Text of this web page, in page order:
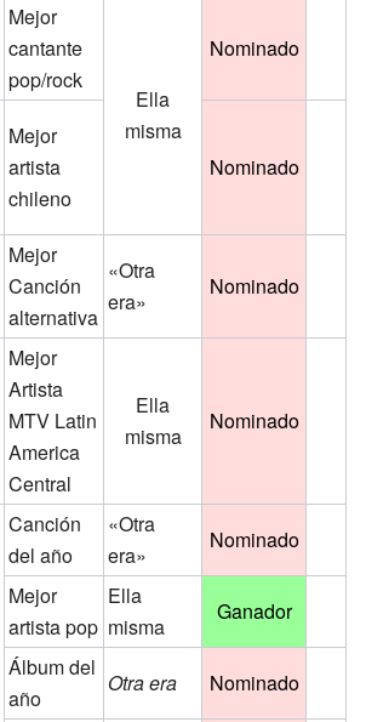
Mejor
cantante
pop/rock
Ella
misma
Nominado
Mejor
artista
chileno
Nominado
Mejor
Canción
alternativa
«Otra
era»
Nominado
Mejor
Artista
MTV Latin
America
Central
Ella
misma
Nominado
Canción
del año
«Otra
era»
Nominado
Mejor
artista pop
Ella
misma
Ganador
Álbum del
año
Otra era
Nominado